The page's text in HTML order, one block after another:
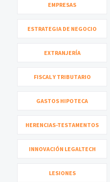
EMPRESAS
ESTRATEGIA DE NEGOCIO
EXTRANJERÍA
FISCAL Y TRIBUTARIO
GASTOS HIPOTECA
HERENCIAS-TESTAMENTOS
INNOVACIÓN LEGALTECH
LESIONES